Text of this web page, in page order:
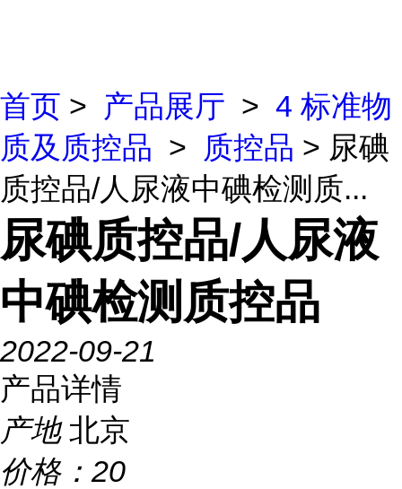
首页 > 产品展厅 > 4 标准物
质及质控品 > 质控品 > 尿碘
质控品/人尿液中碘检测质...
尿碘质控品/人尿液
中碘检测质控品
2022-09-21
产品详情
产地 北京
价格： 20